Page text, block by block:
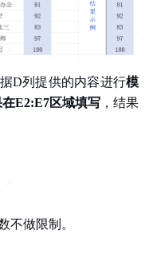
D列提供的内容进行模
E2:E7区域填写，结果
不做限制。